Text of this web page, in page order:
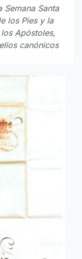
Santa
los Pies y la
Apóstoles,
canónicos